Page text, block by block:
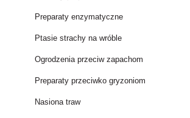
Preparaty enzymatyczne
Ptasie strachy na wróble
Ogrodzenia przeciw zapachom
Preparaty przeciwko gryzoniom
Nasiona traw